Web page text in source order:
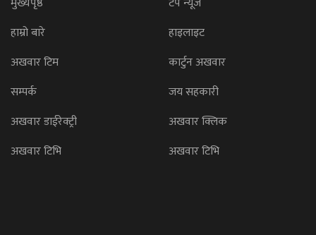
हाम्रो बारे
अखवार टिम
सम्पर्क
अखवार डाईरेक्ट्री
अखवार टिभि
हाइलाइट
कार्टुन अखवार
जय सहकारी
अखवार क्लिक
अखवार टिभि